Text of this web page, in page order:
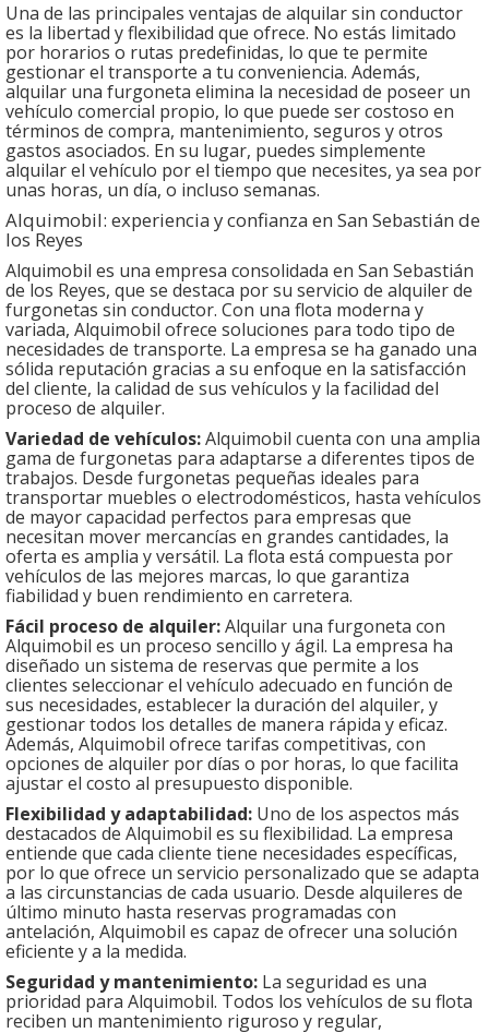
Una de las principales ventajas de alquilar sin conductor
es la libertad y flexibilidad que ofrece. No estás limitado
por horarios o rutas predefinidas, lo que te permite
gestionar el transporte a tu conveniencia. Además,
alquilar una furgoneta elimina la necesidad de poseer un
vehículo comercial propio, lo que puede ser costoso en
términos de compra, mantenimiento, seguros y otros
gastos asociados. En su lugar, puedes simplemente
alquilar el vehículo por el tiempo que necesites, ya sea por
unas horas, un día, o incluso semanas.
Alquimobil: experiencia y confianza en San Sebastián de
los Reyes
Alquimobil es una empresa consolidada en San Sebastián
de los Reyes, que se destaca por su servicio de alquiler de
furgonetas sin conductor. Con una flota moderna y
variada, Alquimobil ofrece soluciones para todo tipo de
necesidades de transporte. La empresa se ha ganado una
sólida reputación gracias a su enfoque en la satisfacción
del cliente, la calidad de sus vehículos y la facilidad del
proceso de alquiler.
Variedad de vehículos:Alquimobil cuenta con una amplia
gama de furgonetas para adaptarse a diferentes tipos de
trabajos. Desde furgonetas pequeñas ideales para
transportar muebles o electrodomésticos, hasta vehículos
de mayor capacidad perfectos para empresas que
necesitan mover mercancías en grandes cantidades, la
oferta es amplia y versátil. La flota está compuesta por
vehículos de las mejores marcas, lo que garantiza
fiabilidad y buen rendimiento en carretera.
Fácil proceso de alquiler:Alquilar una furgoneta con
Alquimobil es un proceso sencillo y ágil. La empresa ha
diseñado un sistema de reservas que permite a los
clientes seleccionar el vehículo adecuado en función de
sus necesidades, establecer la duración del alquiler, y
gestionar todos los detalles de manera rápida y eficaz.
Además, Alquimobil ofrece tarifas competitivas, con
opciones de alquiler por días o por horas, lo que facilita
ajustar el costo al presupuesto disponible.
Flexibilidad y adaptabilidad: Uno de los aspectos más
destacados de Alquimobil es su flexibilidad. La empresa
entiende que cada cliente tiene necesidades específicas,
por lo que ofrece un servicio personalizado que se adapta
a las circunstancias de cada usuario. Desde alquileres de
último minuto hasta reservas programadas con
antelación, Alquimobil es capaz de ofrecer una solución
eficiente y a la medida.
Seguridad y mantenimiento: La seguridad es una
prioridad para Alquimobil. Todos los vehículos de su flota
reciben un mantenimiento riguroso y regular,